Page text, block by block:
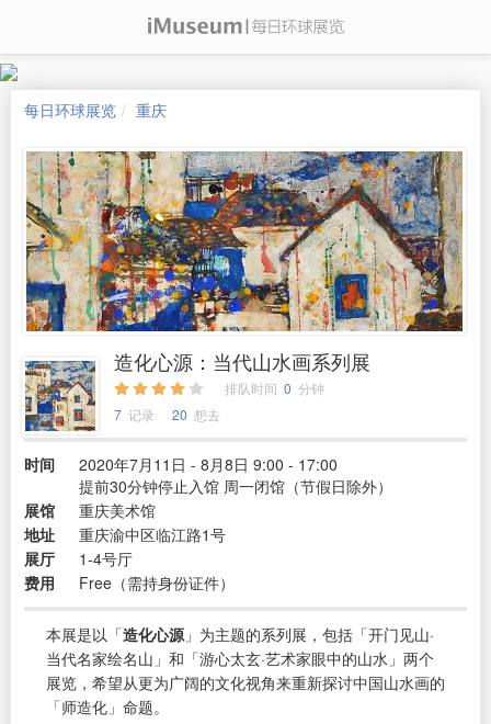
每日环球展览 重庆
造化心源：当代山水画系列展
排队时间 0 分钟
7 记录 20 想去
时间
2020年7月11日 - 8月8日 9:00 - 17:00
提前30分钟停止入馆 周一闭馆（节假日除外）
展馆
重庆美术馆
地址
重庆渝中区临江路1号
展厅
1-4号厅
费用
Free（需持身份证件）
本展是以「造化心源 」为主题的系列展，包括「开门见山·
当代名家绘名山」和「游心太玄·艺术家眼中的山水」两个
展览，希望从更为广阔的文化视角来重新探讨中国山水画的
「师造化」命题。